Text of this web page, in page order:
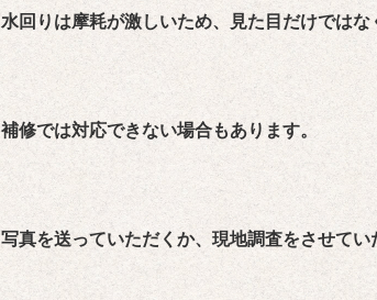
水回りは摩耗が激しいため、見た目だけでは
補修では対応できない場合もあります。
写真を送っていただくか、現地調査をさせて